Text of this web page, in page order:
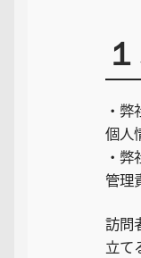
・
個人
・
管理
訪問
立て